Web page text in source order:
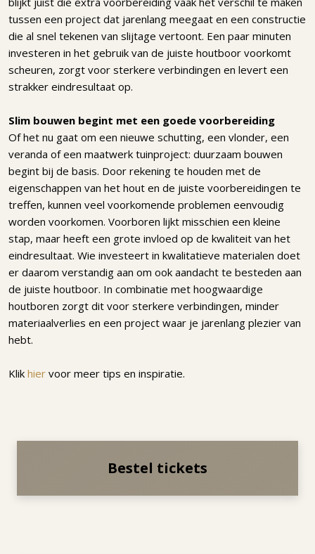
tussen een project dat jarenlang meegaat en een constructie
die al snel tekenen van slijtage vertoont. Een paar minuten
investeren in het gebruik van de juiste houtboor voorkomt
scheuren, zorgt voor sterkere verbindingen en levert een
strakker eindresultaat op.
Slim bouwen begint met een goede voorbereiding
Of het nu gaat om een nieuwe schutting, een vlonder, een
veranda of een maatwerk tuinproject: duurzaam bouwen
begint bij de basis. Door rekening te houden met de
eigenschappen van het hout en de juiste voorbereidingen te
treffen, kunnen veel voorkomende problemen eenvoudig
worden voorkomen. Voorboren lijkt misschien een kleine
stap, maar heeft een grote invloed op de kwaliteit van het
eindresultaat. Wie investeert in kwalitatieve materialen doet
er daarom verstandig aan om ook aandacht te besteden aan
de juiste houtboor. In combinatie met hoogwaardige
houtboren zorgt dit voor sterkere verbindingen, minder
materiaalverlies en een project waar je jarenlang plezier van
hebt.
Klik hier voor meer tips en inspiratie.
Bestel tickets